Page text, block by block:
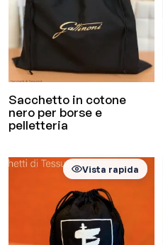
Sacchetto in cotone
nero per borse e
pelletteria
Vista rapida